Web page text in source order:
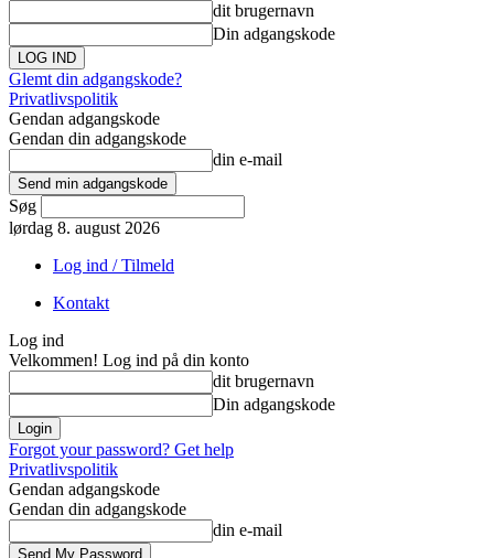
dit brugernavn
Din adgangskode
Glemt din adgangskode?
Privatlivspolitik
Gendan adgangskode
Gendan din adgangskode
din e-mail
Søg
lørdag 8. august 2026
Log ind / Tilmeld
Kontakt
Log ind
Velkommen! Log ind på din konto
dit brugernavn
Din adgangskode
Forgot your password? Get help
Privatlivspolitik
Gendan adgangskode
Gendan din adgangskode
din e-mail